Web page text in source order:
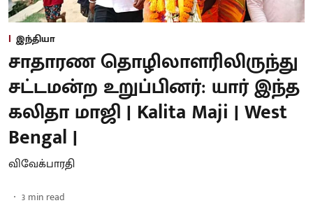
இந்தியா
சாதாரண தொழிலாளரிலிருந்து
சட்டமன்ற உறுப்பினர்: யார் இந்த
கலிதா மாஜி | Kalita Maji | West
Bengal |
விவேக்பாரதி
3 min read